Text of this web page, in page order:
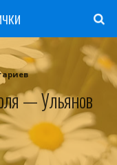
— Ульянов